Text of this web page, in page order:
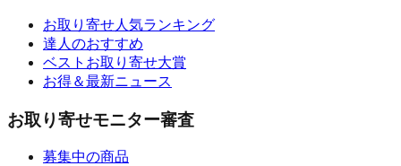
お取り寄せ人気ランキング
達人のおすすめ
ベストお取り寄せ大賞
お得＆最新ニュース
お取り寄せモニター審査
募集中の商品